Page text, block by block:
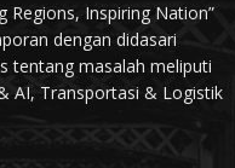
Regions, Inspiring Nation”
dengan didasari
tentang masalah meliputi
AI, Transportasi & Logistik